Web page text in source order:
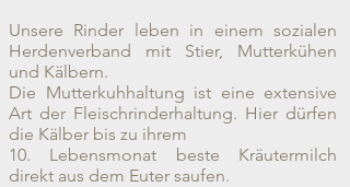
Unsere Rinder leben in einem sozialen
Herdenverband mit Stier, Mutterkühen
und Kälbern.
Die Mutterkuhhaltung ist eine extensive
Art der Fleischrinderhaltung. Hier dürfen
die Kälber bis zu ihrem
10. Lebensmonat beste Kräutermilch
direkt aus dem Euter saufen.